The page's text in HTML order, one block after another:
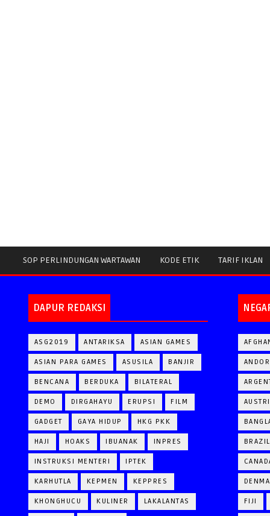
SOP PERLINDUNGAN WARTAWAN KODE ETIK TARIF IKLAN
DAPUR REDAKSI
ASG2019 ANTARIKSA ASIAN GAMES
ASIAN PARA GAMES ASUSILA BANJIR
BENCANA BERDUKA BILATERAL
DEMO DIRGAHAYU ERUPSI FILM
GADGET GAYA HIDUP HKG PKK
HAJI HOAKS IBUANAK INPRES
INSTRUKSI MENTERI IPTEK
KARHUTLA KEPMEN KEPPRES
KHONGHUCU KULINER LAKALANTAS
BRAZIL
FIJI